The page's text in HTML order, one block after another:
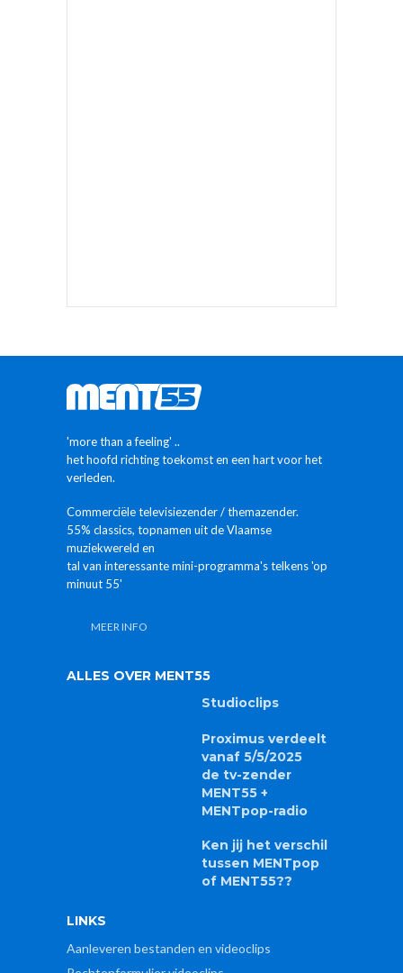
'more than a feeling' ..
het hoofd richting toekomst en een hart voor het
verleden.
Commerciële televisiezender / themazender.
55% classics, topnamen uit de Vlaamse
muziekwereld en
tal van interessante mini-programma's telkens 'op
minuut 55'
MEER INFO
ALLES OVER MENT55
Studioclips
Proximus verdeelt
vanaf 5/5/2025
de tv-zender
MENT55 +
MENTpop-radio
Ken jij het verschil
tussen MENTpop
of MENT55??
LINKS
Aanleveren bestanden en videoclips